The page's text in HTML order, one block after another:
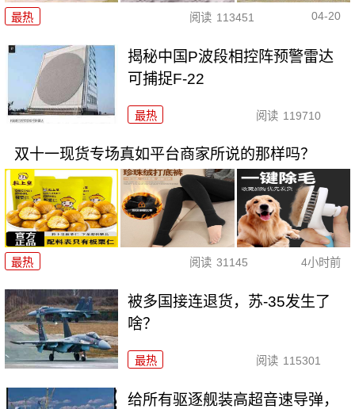
最热 阅读 113451 04-20
揭秘中国P波段相控阵预警雷达
可捕捉F-22
最热 阅读 119710
双十一现货专场真如平台商家所说的那样吗？
最热 阅读 31145 4小时前
被多国接连退货，苏-35发生了
啥？
最热 阅读 115301
给所有驱逐舰装高超音速导弹，